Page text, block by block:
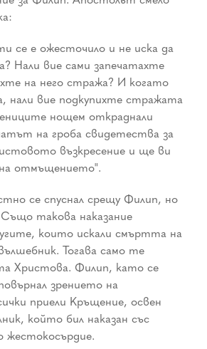
се е ожесточило и не иска да
Нали вие сами запечатахте
на него стража? И когато
нали вие подкупихте стражата
нощем откраднали
на гроба свидетества за
възкресение и ще ви
на отмъщението".
се спуснал срещу Филип, но
Също такова наказание
които искали смъртта на
Тогава само те
Христова. Филип, като се
зрението на
приели Кръщение, освен
който бил наказан със
жестокосърдие.